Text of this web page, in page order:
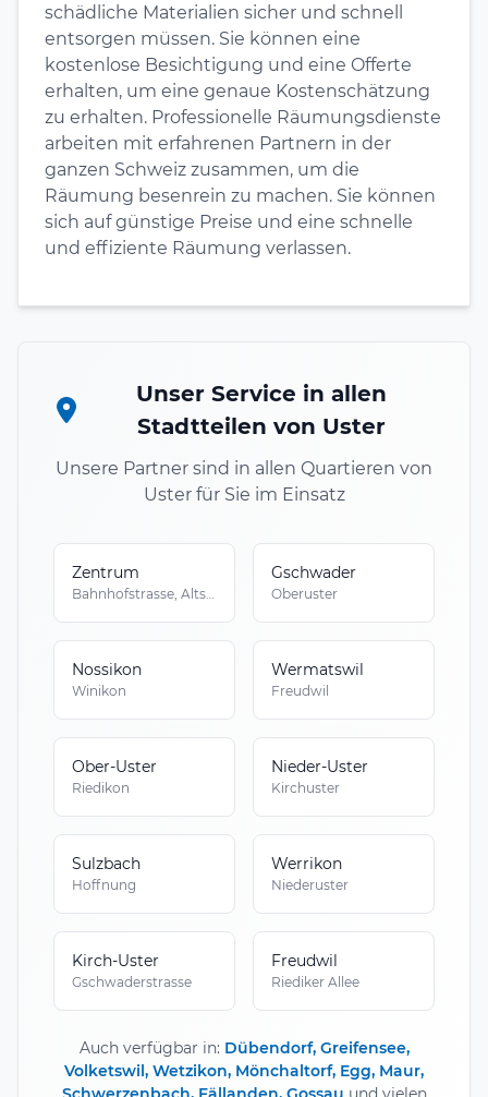
schädliche Materialien sicher und schnell
entsorgen müssen. Sie können eine
kostenlose Besichtigung und eine Offerte
erhalten, um eine genaue Kostenschätzung
zu erhalten. Professionelle Räumungsdienste
arbeiten mit erfahrenen Partnern in der
ganzen Schweiz zusammen, um die
Räumung besenrein zu machen. Sie können
sich auf günstige Preise und eine schnelle
und effiziente Räumung verlassen.
Unser Service in allen
Stadtteilen von Uster
Unsere Partner sind in allen Quartieren von
Uster für Sie im Einsatz
Zentrum Gschwader
Oberuster
Nossikon
Winikon
Wermatswil
Freudwil
Ober-Uster
Riedikon
Nieder-Uster
Kirchuster
Sulzbach
Hoffnung
Werrikon
Niederuster
Kirch-Uster
Gschwaderstrasse
Freudwil
Riediker Allee
Auch verfügbar in: Dübendorf, Greifensee,
Volketswil, Wetzikon, Mönchaltorf, Egg, Maur,